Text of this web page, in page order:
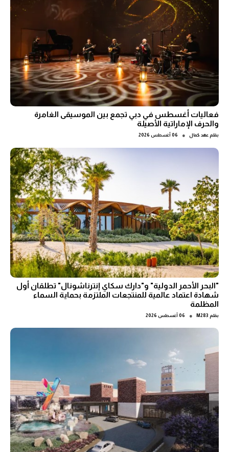
فعاليات أغسطس في دبي تجمع بين الموسيقى الغامرة
والحرف الإماراتية الأصيلة
بقلم عهد كمال ● 06 أغسطس 2026
"البحر الأحمر الدولية" و"دارك سكاي إنترناشونال" تطلقان أول
شهادة اعتماد عالمية للمنتجعات الملتزمة بحماية السماء
المظلمة
بقلم M283
● 06 أغسطس 2026